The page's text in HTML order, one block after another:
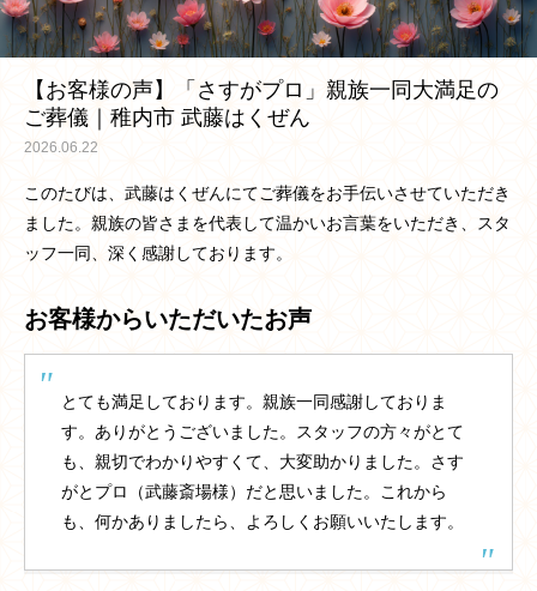
【お客様の声】「さすがプロ」親族一同大満足の
ご葬儀｜稚内市 武藤はくぜん
2026.06.22
このたびは、武藤はくぜんにてご葬儀をお手伝いさせていただき
ました。親族の皆さまを代表して温かいお言葉をいただき、スタ
ッフ一同、深く感謝しております。
お客様からいただいたお声
とても満足しております。親族一同感謝しておりま
す。ありがとうございました。スタッフの方々がとて
も、親切でわかりやすくて、大変助かりました。さす
がとプロ（武藤斎場様）だと思いました。これから
も、何かありましたら、よろしくお願いいたします。